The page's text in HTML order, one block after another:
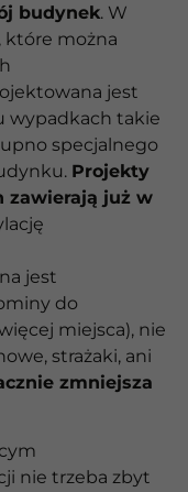
budynek. W
które można
jest
wypadkach takie
specjalnego
Projekty
zawierają już w
jest
do
miejsca), nie
strażaki, ani
zmniejsza
nie trzeba zbyt